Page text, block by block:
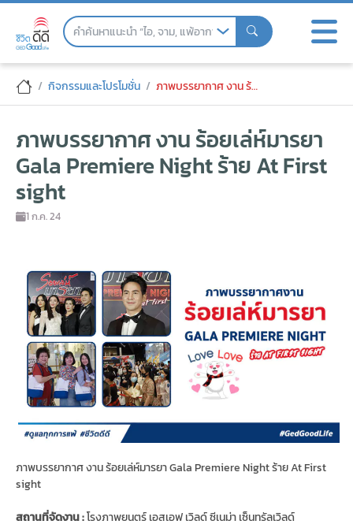
Skip
ภาพบรรยากาศ งาน ร้อยเล่ห์มารยา
กิจกรรมและโปรโมชั่น ภาพบรรยากาศ งาน ร้อยเล่ห์มารยา Gala Premiere Night ร้าย At First sight
ภาพบรรยากาศ งาน ร้อยเล่ห์มารยา
Gala Premiere Night ร้าย At First
sight
1 ก.ค. 24
ภาพบรรยากาศ งาน ร้อยเล่ห์มารยา Gala Premiere Night ร้าย At First
sight
สถานที่จัดงาน :โรงภาพยนตร์ เอสเอฟ เวิลด์ ซีเนม่า เซ็นทรัลเวิลด์